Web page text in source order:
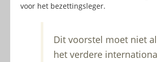
voor het bezettingsleger.
Dit voorstel moet niet
het verdere